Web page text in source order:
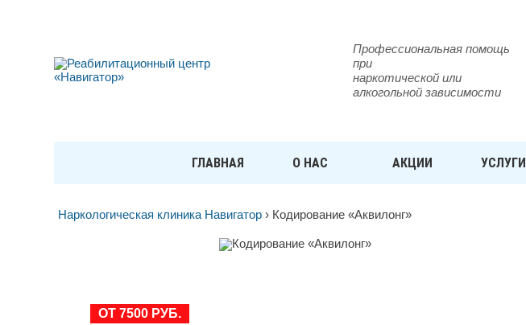
Профессиональная помощь
при
наркотической или
алкогольной зависимости
ГЛАВНАЯ О НАС АКЦИИ УСЛУГИ
Наркологическая клиника Навигатор › Кодирование «Аквилонг»
ОТ 7500 РУБ.